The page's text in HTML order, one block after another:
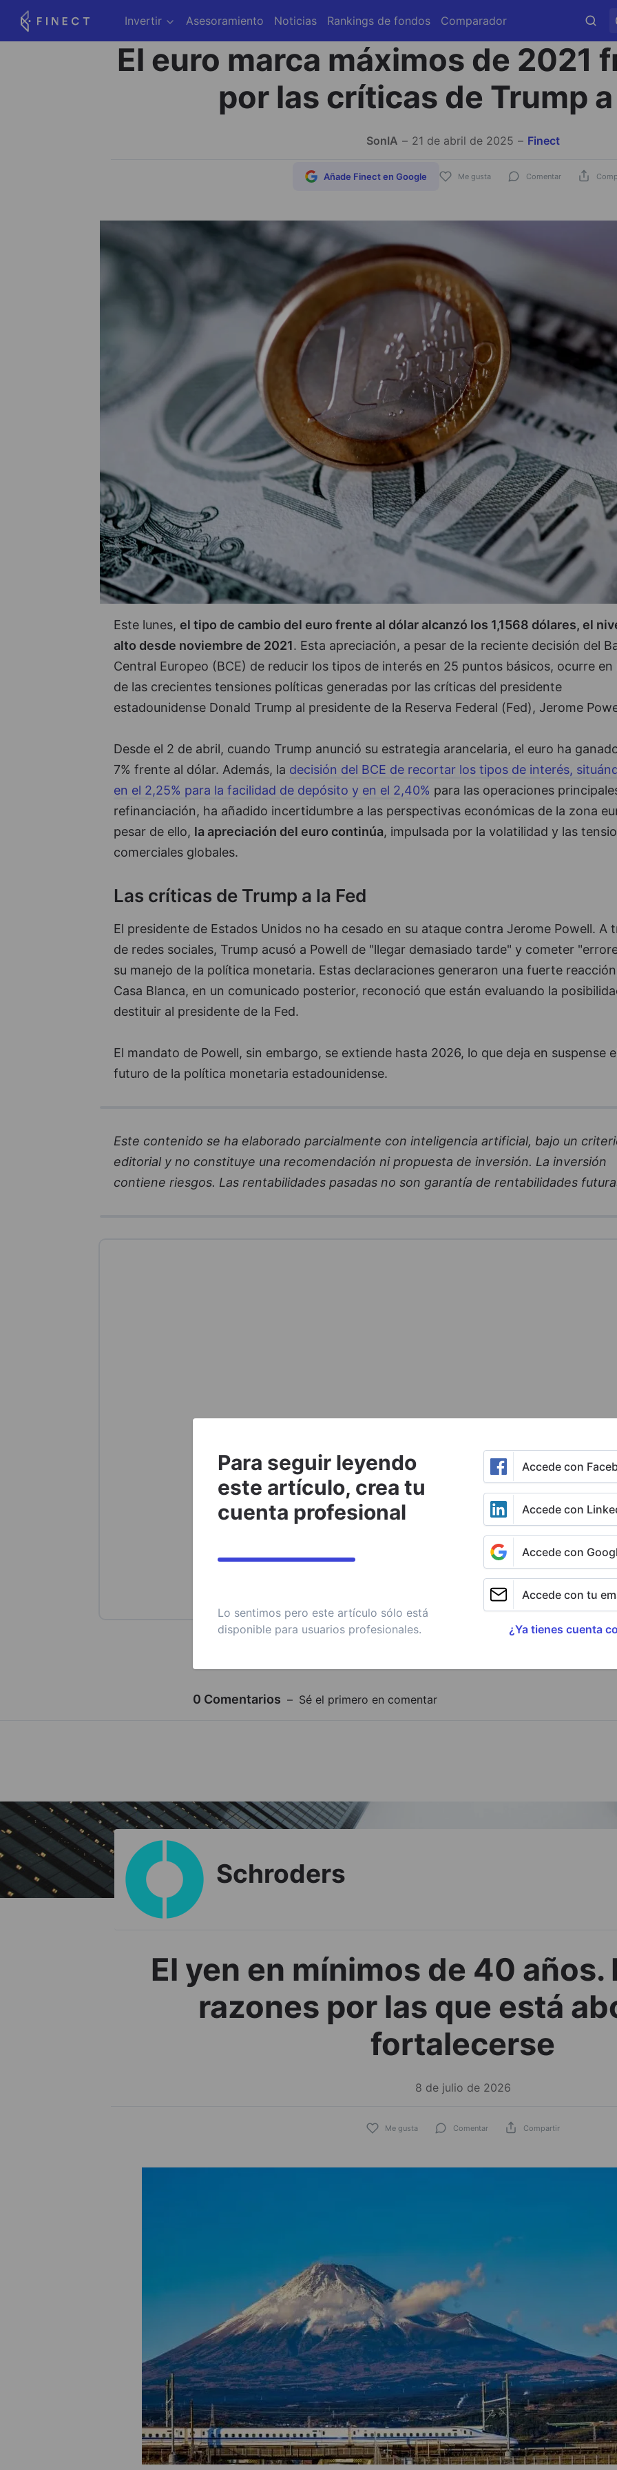
Invertir Asesoramiento Noticias Rankings de fondos Comparador
Para seguir leyendo
este artículo, crea tu
cuenta profesional
Lo sentimos pero este artículo sólo está
disponible para usuarios profesionales.
Accede con
Accede con
Accede con
Accede con tu
¿Ya tienes cuenta
El euro marca máximos de 2021
por las críticas de Trump a
SonIA 21 de abril de 2025 Finect
Me gusta Comentar
Añade Finect en Google
Este lunes, el tipo de cambio del euro frente al dólar alcanzó los 1,1568 dólares, el
alto desde noviembre de 2021. Esta apreciación, a pesar de la reciente decisión del
Central Europeo (BCE) de reducir los tipos de interés en 25 puntos básicos, ocurre en
de las crecientes tensiones políticas generadas por las críticas del presidente
estadounidense Donald Trump al presidente de la Reserva Federal (Fed), Jerome
Desde el 2 de abril, cuando Trump anunció su estrategia arancelaria, el euro ha
7% frente al dólar. Además, la decisión del BCE de recortar los tipos de interés,
en el 2,25% para la facilidad de depósito y en el 2,40% para las operaciones
refinanciación, ha añadido incertidumbre a las perspectivas económicas de la zona
pesar de ello, la apreciación del euro continúa, impulsada por la volatilidad y las
comerciales globales.
Las críticas de Trump a la Fed
El presidente de Estados Unidos no ha cesado en su ataque contra Jerome Powell. A
de redes sociales, Trump acusó a Powell de "llegar demasiado tarde" y cometer
su manejo de la política monetaria. Estas declaraciones generaron una fuerte
Casa Blanca, en un comunicado posterior, reconoció que están evaluando la
destituir al presidente de la Fed.
El mandato de Powell, sin embargo, se extiende hasta 2026, lo que deja en suspense
futuro de la política monetaria estadounidense.
Este contenido se ha elaborado parcialmente con inteligencia artificial, bajo un
editorial y no constituye una recomendación ni propuesta de inversión. La inversión
contiene riesgos. Las rentabilidades pasadas no son garantía de rentabilidades
0 Comentarios Sé el primero en comentar
Schroders
El yen en mínimos de 40 años.
razones por las que está
fortalecerse
8 de julio de 2026
Me gusta Comentar Compartir